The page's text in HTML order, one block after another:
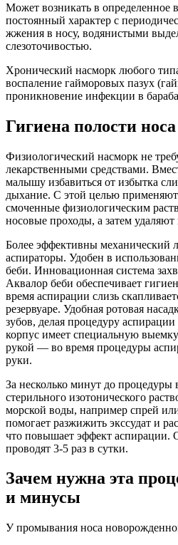
Может возникать в определенное
постоянный характер с
жжения в носу, водянистыми
слезоточивостью.
Хронический насморк любого
воспаление гайморовых пазух
проникновение инфекции в
Гигиена полости носа
Физиологический насморк не
лекарственными средствами.
малышу избавиться от избытка
дыхание. С этой целью
смоченные физиологическим
носовые проходы, а затем
Более эффективны механический
аспираторы. Удобен в
беби. Инновационная система
Аквалор беби обеспечивает
время аспирации слизь
резервуаре. Удобная ротовая
зубов, делая процедуру
корпус имеет специальную выемку
рукой — во время процедуры
руки.
За несколько минут до процедуры
стерильного изотонического
морской воды, например спрей
помогает разжижить экссудат и
что повышает эффект аспирации.
проводят 3-5 раз в сутки.
Зачем нужна эта
и минусы
У промывания носа